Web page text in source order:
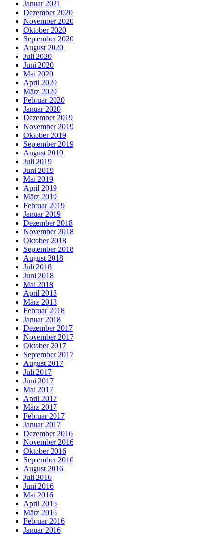
Januar 2021
Dezember 2020
November 2020
Oktober 2020
September 2020
August 2020
Juli 2020
Juni 2020
Mai 2020
April 2020
März 2020
Februar 2020
Januar 2020
Dezember 2019
November 2019
Oktober 2019
September 2019
August 2019
Juli 2019
Juni 2019
Mai 2019
April 2019
März 2019
Februar 2019
Januar 2019
Dezember 2018
November 2018
Oktober 2018
September 2018
August 2018
Juli 2018
Juni 2018
Mai 2018
April 2018
März 2018
Februar 2018
Januar 2018
Dezember 2017
November 2017
Oktober 2017
September 2017
August 2017
Juli 2017
Juni 2017
Mai 2017
April 2017
März 2017
Februar 2017
Januar 2017
Dezember 2016
November 2016
Oktober 2016
September 2016
August 2016
Juli 2016
Juni 2016
Mai 2016
April 2016
März 2016
Februar 2016
Januar 2016